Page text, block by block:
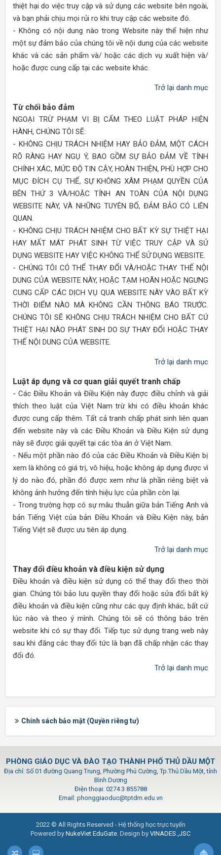
thiệt hại do việc truy cập và sử dụng các website bên ngoài,
và bạn phải chịu mọi rủi ro khi truy cập các website đó.
- Không có nội dung nào trong Website này thể hiện như
một sự đảm bảo của chúng tôi về nội dung của các website
khác và các sản phẩm và/ hoặc các dịch vụ xuất hiện và/
hoặc được cung cấp tại các website khác.
Trở lại danh mục
Từ chối bảo đảm
NGOẠI TRỪ PHẠM VI BỊ CẤM THEO LUẬT PHÁP HIỆN
HÀNH, CHÚNG TÔI SẼ:
- KHÔNG CHỊU TRÁCH NHIỆM HAY BẢO ĐẢM, MỘT CÁCH
RÕ RÀNG HAY NGỤ Ý, BAO GỒM SỰ BẢO ĐẢM VỀ TÍNH
CHÍNH XÁC, MỨC ĐỘ TIN CẬY, HOÀN THIỆN, PHÙ HỢP CHO
MỤC ĐÍCH CỤ THỂ, SỰ KHÔNG XÂM PHẠM QUYỀN CỦA
BÊN THỨ 3 VÀ/HOẶC TÍNH AN TOÀN CỦA NỘI DỤNG
WEBSITE NÀY, VÀ NHỮNG TUYÊN BỐ, ĐẢM BẢO CÓ LIÊN
QUAN.
- KHÔNG CHỊU TRÁCH NHIỆM CHO BẤT KỲ SỰ THIỆT HẠI
HAY MẤT MÁT PHÁT SINH TỪ VIỆC TRUY CẬP VÀ SỬ
DỤNG WEBSITE HAY VIỆC KHÔNG THỂ SỬ DỤNG WEBSITE.
- CHÚNG TÔI CÓ THỂ THAY ĐỔI VÀ/HOẶC THAY THẾ NỘI
DUNG CỦA WEBSITE NÀY, HOẶC TẠM HOÃN HOẶC NGƯNG
CUNG CẤP CÁC DỊCH VỤ QUA WEBSITE NÀY VÀO BẤT KỲ
THỜI ĐIỂM NÀO MÀ KHÔNG CẦN THÔNG BÁO TRƯỚC.
CHÚNG TÔI SẼ KHÔNG CHỊU TRÁCH NHIỆM CHO BẤT CỨ
THIỆT HẠI NÀO PHÁT SINH DO SỰ THAY ĐỔI HOẶC THAY
THẾ NỘI DUNG CỦA WEBSITE.
Trở lại danh mục
Luật áp dụng và cơ quan giải quyết tranh chấp
- Các Điều Khoản và Điều Kiện này được điều chỉnh và giải
thích theo luật của Việt Nam trừ khi có điều khoản khác
được cung cấp thêm. Tất cả tranh chấp phát sinh liên quan
đến website này và các Điều Khoản và Điều Kiện sử dụng
này sẽ được giải quyết tại các tòa án ở Việt Nam.
- Nếu một phần nào đó của các Điều Khoản và Điều Kiện bị
xem là không có giá trị, vô hiệu, hoặc không áp dụng được vì
lý do nào đó, phần đó được xem như là phần riêng biệt và
không ảnh hưởng đến tính hiệu lực của phần còn lại.
- Trong trường hợp có sự mâu thuẫn giữa bản Tiếng Anh và
bản Tiếng Việt của bản Điều Khoản và Điều Kiện này, bản
Tiếng Việt sẽ được ưu tiên áp dụng.
Trở lại danh mục
Thay đổi điều khoản và điều kiện sử dụng
Điều khoản và điều kiện sử dụng có thể thay đổi theo thời
gian. Chúng tôi bảo lưu quyền thay đổi hoặc sửa đổi bất kỳ
điều khoản và điều kiện cũng như các quy định khác, bất cứ
lúc nào và theo ý mình. Chúng tôi sẽ có thông báo trên
website khi có sự thay đổi. Tiếp tục sử dụng trang web này
sau khi đăng các thay đổi tức là bạn đã chấp nhận các thay
đổi đó.
Trở lại danh mục
Chính sách bảo mật (Quyền riêng tư)
PHÒNG GIÁO DỤC VÀ ĐÀO TẠO THÀNH PHỐ THỦ DẦU MỘT
Địa chỉ: Số 01 đường Quang Trung, Phường Phú Cường, Tp.Thủ Dầu Một, tỉnh
Bình Dương
Điện thoại: 0274 3 855788
Email: phonggiaoduc@tptdm.edu.vn
2022 © All Rights Reserved - Hệ thống học trực tuyến
Powered by NukeViet EduGate. Design by VINADES.,JSC